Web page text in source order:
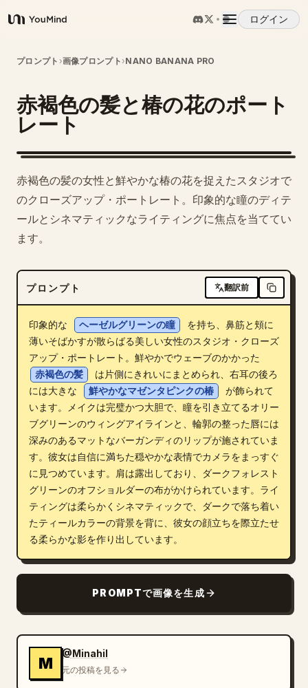
YouMind
ログイン
概要
ユースケース
スキル
プロンプト
料金
ダウンロード
ブログ
更新情報
プロンプト ›画像プロンプト ›NANO BANANA PRO
赤褐色の髪と椿の花のポート
レート
赤褐色の髪の女性と鮮やかな椿の花を捉えたスタジオで
のクローズアップ・ポートレート。印象的な瞳のディテ
ールとシネマティックなライティングに焦点を当ててい
ます。
プロンプト 翻訳前
印象的な ヘーゼルグリーンの瞳
を持ち、鼻筋と頬に
薄いそばかすが散らばる美しい女性のスタジオ・クローズ
アップ・ポートレート。鮮やかでウェーブのかかった
赤褐色の髪
は片側にきれいにまとめられ、右耳の後ろ
には大きな
鮮やかなマゼンタピンクの椿
が飾られて
います。メイクは完璧かつ大胆で、瞳を引き立てるオリー
ブグリーンのウィングアイラインと、輪郭の整った唇には
深みのあるマットなバーガンディのリップが施されていま
す。彼女は自信に満ちた穏やかな表情でカメラをまっすぐ
に見つめています。肩は露出しており、ダークフォレスト
グリーンのオフショルダーの布がかけられています。ライ
ティングは柔らかくシネマティックで、ダークで落ち着い
たティールカラーの背景を背に、彼女の顔立ちを際立たせ
る柔らかな影を作り出しています。
PROMPTで画像を生成
M
@Minahil
元の投稿を見る